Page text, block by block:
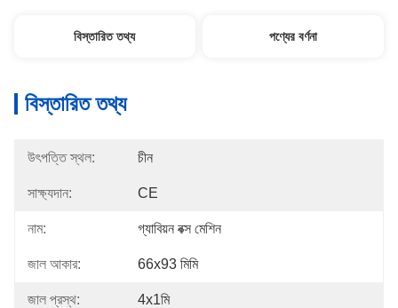
বিস্তারিত তথ্য পণ্যের বর্ণনা
বিস্তারিত তথ্য
উৎপত্তি স্থল: চীন
সাক্ষ্যদান: CE
নাম: গ্যাবিয়ন বক্স মেশিন
জাল আকার: 66x93 মিমি
জাল প্রস্থ: 4x1মি